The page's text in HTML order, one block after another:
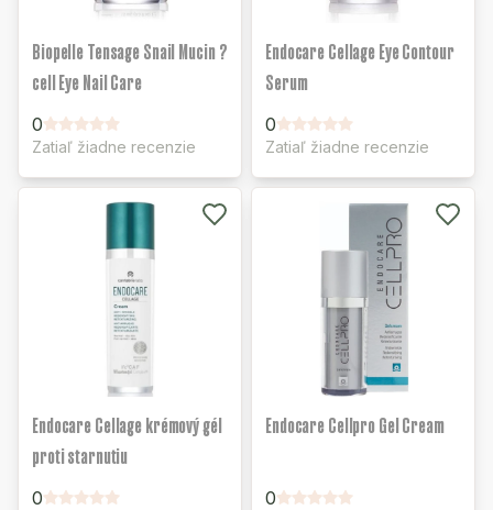
Biopelle Tensage Snail Mucin ?
cell Eye Nail Care
0
Zatiaľ žiadne recenzie
Endocare Cellage Eye Contour
Serum
0
Zatiaľ žiadne recenzie
Endocare Cellage krémový gél
proti starnutiu
0
Endocare Cellpro Gel Cream
0